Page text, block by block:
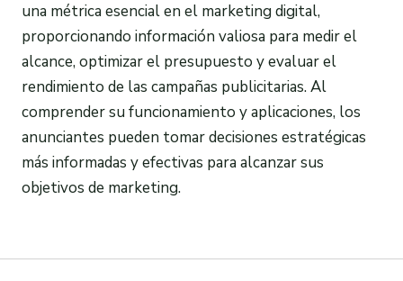
una métrica esencial en el marketing digital,
proporcionando información valiosa para medir el
alcance, optimizar el presupuesto y evaluar el
rendimiento de las campañas publicitarias. Al
comprender su funcionamiento y aplicaciones, los
anunciantes pueden tomar decisiones estratégicas
más informadas y efectivas para alcanzar sus
objetivos de marketing.